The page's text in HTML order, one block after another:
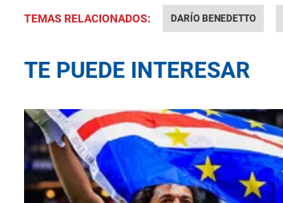
TEMAS RELACIONADOS: DARÍO BENEDETTO
TE PUEDE INTERESAR